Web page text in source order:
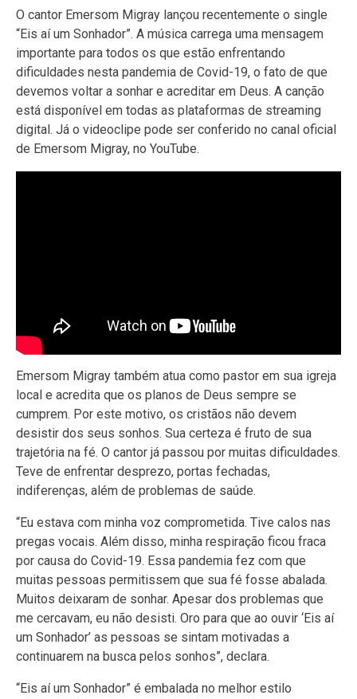
O cantor Emersom Migray lançou recentemente o single
“Eis aí um Sonhador”. A música carrega uma mensagem
importante para todos os que estão enfrentando
dificuldades nesta pandemia de Covid-19, o fato de que
devemos voltar a sonhar e acreditar em Deus. A canção
está disponível em todas as plataformas de streaming
digital. Já o videoclipe pode ser conferido no canal oficial
de Emersom Migray, no YouTube.
Emersom Migray também atua como pastor em sua igreja
local e acredita que os planos de Deus sempre se
cumprem. Por este motivo, os cristãos não devem
desistir dos seus sonhos. Sua certeza é fruto de sua
trajetória na fé. O cantor já passou por muitas dificuldades.
Teve de enfrentar desprezo, portas fechadas,
indiferenças, além de problemas de saúde.
“Eu estava com minha voz comprometida. Tive calos nas
pregas vocais. Além disso, minha respiração ficou fraca
por causa do Covid-19. Essa pandemia fez com que
muitas pessoas permitissem que sua fé fosse abalada.
Muitos deixaram de sonhar. Apesar dos problemas que
me cercavam, eu não desisti. Oro para que ao ouvir ‘Eis aí
um Sonhador’ as pessoas se sintam motivadas a
continuarem na busca pelos sonhos”, declara.
“Eis aí um Sonhador” é embalada no melhor estilo